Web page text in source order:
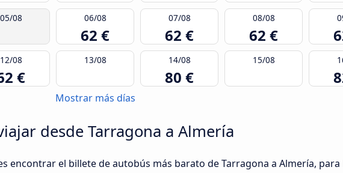
05/08 06/08
62 €
07/08
62 €
08/08
62 €
12/08
€
13/08 14/08
80 €
15/08
Mostrar más días
desde Tarragona a Almería
encontrar el billete de autobús más barato de Tarragona a Almería, para